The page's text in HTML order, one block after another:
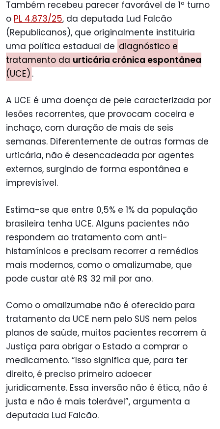
Também recebeu parecer favorável de 1º turno
o PL 4.873/25, da deputada Lud Falcão
(Republicanos), que originalmente instituiria
uma política estadual de diagnóstico e
tratamento da urticária crônica espontânea
(UCE) .
A UCE é uma doença de pele caracterizada por
lesões recorrentes, que provocam coceira e
inchaço, com duração de mais de seis
semanas. Diferentemente de outras formas de
urticária, não é desencadeada por agentes
externos, surgindo de forma espontânea e
imprevisível.
Estima-se que entre 0,5% e 1% da população
brasileira tenha UCE. Alguns pacientes não
respondem ao tratamento com anti-
histamínicos e precisam recorrer a remédios
mais modernos, como o omalizumabe, que
pode custar até R$ 32 mil por ano.
Como o omalizumabe não é oferecido para
tratamento da UCE nem pelo SUS nem pelos
planos de saúde, muitos pacientes recorrem à
Justiça para obrigar o Estado a comprar o
medicamento. “Isso significa que, para ter
direito, é preciso primeiro adoecer
juridicamente. Essa inversão não é ética, não é
justa e não é mais tolerável”, argumenta a
deputada Lud Falcão.